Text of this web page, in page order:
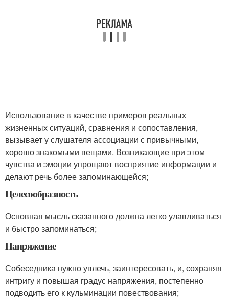
Использование в качестве примеров реальных
жизненных ситуаций, сравнения и сопоставления,
вызывает у слушателя ассоциации с привычными,
хорошо знакомыми вещами. Возникающие при этом
чувства и эмоции упрощают восприятие информации и
делают речь более запоминающейся;
Целесообразность
Основная мысль сказанного должна легко улавливаться
и быстро запоминаться;
Напряжение
Собеседника нужно увлечь, заинтересовать, и, сохраняя
интригу и повышая градус напряжения, постепенно
подводить его к кульминации повествования;